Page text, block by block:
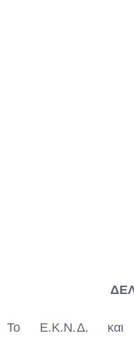
Το Ε.Κ.Ν.Δ. και